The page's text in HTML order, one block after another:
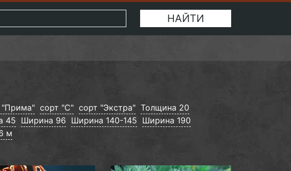
КОНТАКТЫ
"Прима" сорт "С" сорт "Экстра" Толщина 20
45 Ширина 96 Ширина 140-145 Ширина 190
м